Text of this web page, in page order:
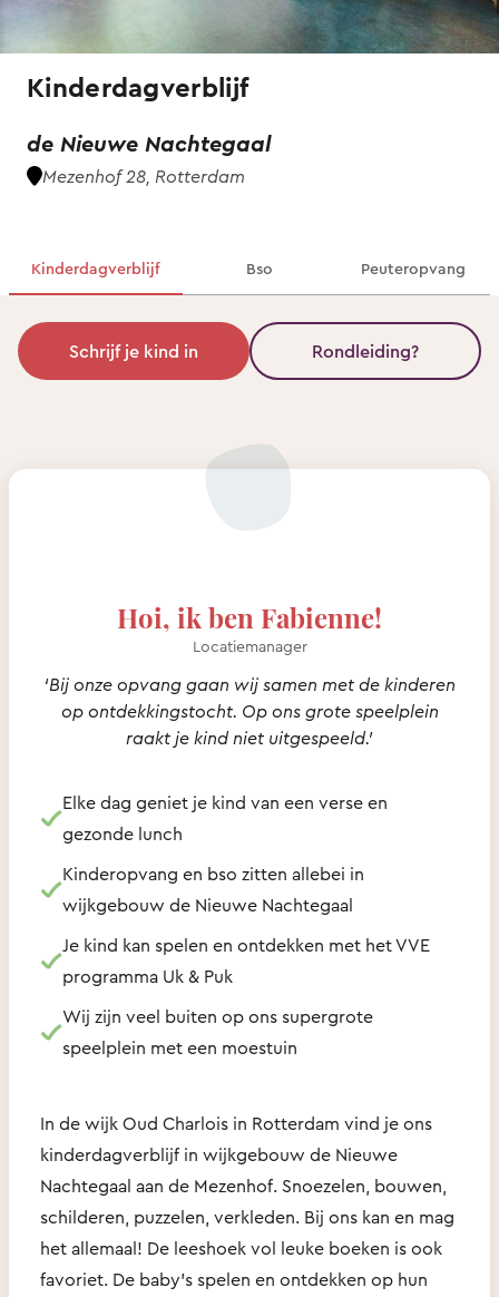
Kinderdagverblijf
de Nieuwe Nachtegaal
Mezenhof 28, Rotterdam
Kinderdagverblijf Bso Peuteropvang
Schrijf je kind in Rondleiding?
Hoi, ik ben Fabienne!
Locatiemanager
‘Bij onze opvang gaan wij samen met de kinderen
op ontdekkingstocht. Op ons grote speelplein
raakt je kind niet uitgespeeld.’
Elke dag geniet je kind van een verse en
gezonde lunch
Kinderopvang en bso zitten allebei in
wijkgebouw de Nieuwe Nachtegaal
Je kind kan spelen en ontdekken met het VVE
programma Uk & Puk
Wij zijn veel buiten op ons supergrote
speelplein met een moestuin
In de wijk Oud Charlois in Rotterdam vind je ons
kinderdagverblijf in wijkgebouw de Nieuwe
Nachtegaal aan de Mezenhof. Snoezelen, bouwen,
schilderen, puzzelen, verkleden. Bij ons kan en mag
het allemaal! De leeshoek vol leuke boeken is ook
favoriet. De baby’s spelen en ontdekken op hun